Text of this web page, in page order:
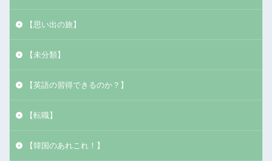
【思い出の旅】
【未分類】
【英語の習得できるのか？】
【転職】
【韓国のあれこれ！】